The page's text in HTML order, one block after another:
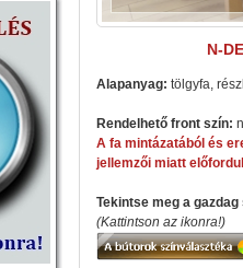
N-
Alapanyag: tölgyfa,
Rendelhető front szín:
A fa mintázatából és
jellemzői miatt
Tekintse meg a
(Kattintson az ikonra!)